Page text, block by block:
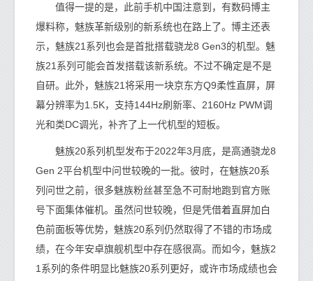
值得一提的是，此前手机中国注意到，有数码博主
爆料称，魅族革新级别的新系统也在路上了。博主还表
示，魅族21系列也会是首批搭载骁龙8 Gen3的机型。魅
族21系列可能会首发搭载该新系统。不过不确定是不是
自研。此外，魅族21将采用一块京东方Q9柔性直屏，屏
幕分辨率为1.5K，支持144Hz刷新率、2160Hz PWM调
光和类DC调光，补齐了上一代机型的短板。
魅族20系列机型发布于2022年3月底，是高通骁龙8
Gen 2平台机型中问世较晚的一批。彼时，在魅族20系
列问世之前，很多魅族粉丝甚至急不可耐地跑到官方账
号下面集体催机。虽然问世较晚，但是凭借着直屏加白
色前面板等优势，魅族20系列仍然取得了不错的市场成
绩，在今年安卓旗舰机型中存在感很高。而如今，魅族2
1系列的条件明显比魅族20系列更好，或许市场成绩也会